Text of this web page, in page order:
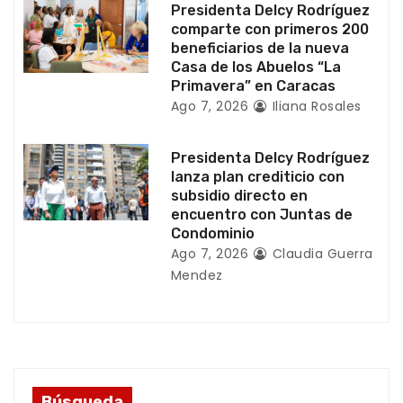
a
d
s
Presidenta Delcy Rodríguez
comparte con primeros 200
beneficiarios de la nueva
Casa de los Abuelos “La
Primavera” en Caracas
Ago 7, 2026 Iliana Rosales
Presidenta Delcy Rodríguez
lanza plan crediticio con
subsidio directo en
encuentro con Juntas de
Condominio
Ago 7, 2026
Claudia Guerra
Mendez